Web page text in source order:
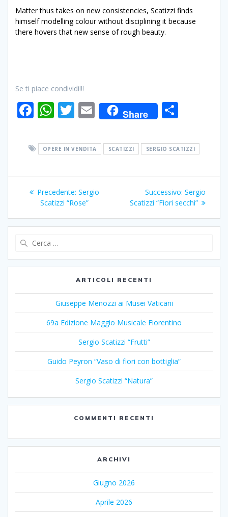
Matter thus takes on new consistencies, Scatizzi finds
himself modelling colour without disciplining it because
there hovers that new sense of rough beauty.
Se ti piace condividi!!!
F
e
b
o
o
k
W
at
s
A
p
p
T
itt
er
E
m
ai
l
Share
n
di
vi
di
OPERE IN VENDITA SCATIZZI SERGIO SCATIZZI
Navigazione
articoli
Precedente: Articolo
precedente:
Sergio
Scatizzi “Rose”
Successivo: Articolo
successivo:
Sergio
Scatizzi “Fiori secchi”
ARTICOLI RECENTI
Giuseppe Menozzi ai Musei Vaticani
69a Edizione Maggio Musicale Fiorentino
Sergio Scatizzi “Frutti”
Guido Peyron “Vaso di fiori con bottiglia”
Sergio Scatizzi “Natura”
COMMENTI RECENTI
ARCHIVI
Giugno 2026
Aprile 2026